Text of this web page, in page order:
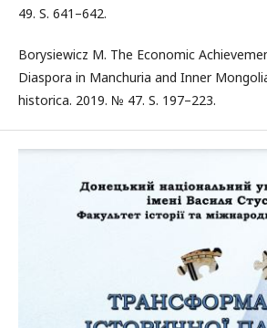
49. S. 641–642.
Borysiewicz M. The Economic
Diaspora in Manchuria and Inner
historica. 2019. № 47. S. 197–223.